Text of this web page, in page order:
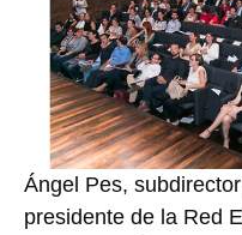
Ángel Pes,
presidente de la Red